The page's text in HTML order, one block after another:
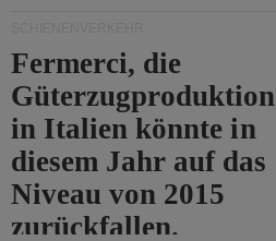
Fermerci, die
Güterzugproduktion
in Italien könnte in
diesem Jahr auf das
Niveau von 2015
zurückfallen.